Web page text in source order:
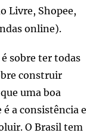
Livre, Shopee,
online).
sobre ter todas
construir
uma boa
a consistência e
O Brasil tem